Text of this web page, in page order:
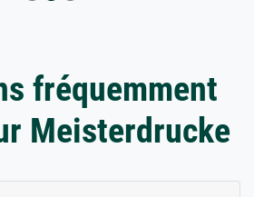
fréquemment
Meisterdrucke